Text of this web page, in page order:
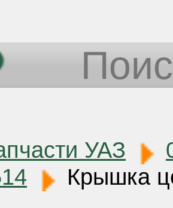
УАЗ
Крышка